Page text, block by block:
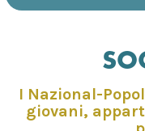
I Nazional-
giovani,